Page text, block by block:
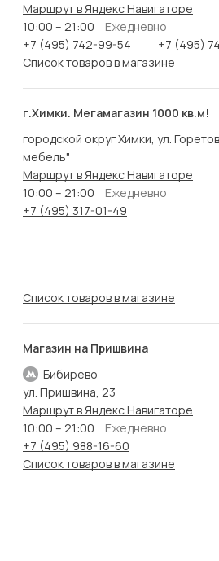
Маршрут в Яндекс Навигаторе
10:00 – 21:00
Ежедневно
+7 (495) 742-99-54
+7 (495)
Список товаров в магазине
г.Химки. Мегамагазин 1000 кв.м!
городской округ Химки, ул.
мебель"
Маршрут в Яндекс Навигаторе
10:00 – 21:00
Ежедневно
+7 (495) 317-01-49
Список товаров в магазине
Магазин на Пришвина
Бибирево
ул. Пришвина, 23
Маршрут в Яндекс Навигаторе
10:00 – 21:00
Ежедневно
+7 (495) 988-16-60
Список товаров в магазине